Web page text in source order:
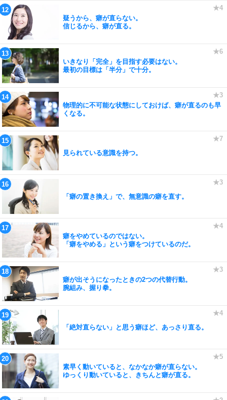
疑うから、癖が直らない。
信じるから、癖が直る。
いきなり「完全」を目指す必要はない。
最初の目標は「半分」で十分。
物理的に不可能な状態にしておけば、癖が直るのも早
くなる。
見られている意識を持つ。
「癖の置き換え」で、無意識の癖を直す。
癖をやめているのではない。
「癖をやめる」という癖をつけているのだ。
癖が出そうになったときの2つの代替行動。
腕組み、握り拳。
「絶対直らない」と思う癖ほど、あっさり直る。
素早く動いていると、なかなか癖が直らない。
ゆっくり動いていると、きちんと癖が直る。